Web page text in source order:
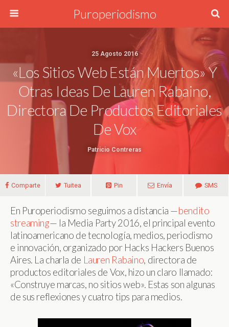
Puroperiodismo
25 Agosto 2016
«Los Sitios Web Están Muertos» Y
Otras Ideas De Lauren Rabaino,
Directora De Productos Editoriales
De Vox
Patricio Contreras
Comparte Tuitea Pin Envía SMS
En Puroperiodismo seguimos a distancia —bendito
streaming— la Media Party 2016, el principal evento
latinoamericano de tecnología, medios, periodismo
e innovación, organizado por Hacks Hackers Buenos
Aires. La charla de Lauren Rabaino, directora de
productos editoriales de Vox, hizo un claro llamado:
«Construye marcas, no sitios web». Estas son algunas
de sus reflexiones y cuatro tips para medios.